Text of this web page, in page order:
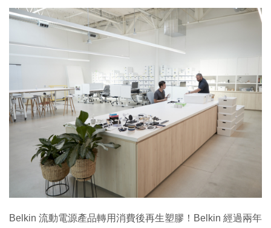
Belkin 流動電源產品轉用消費後再生塑膠！Belkin 經過兩年